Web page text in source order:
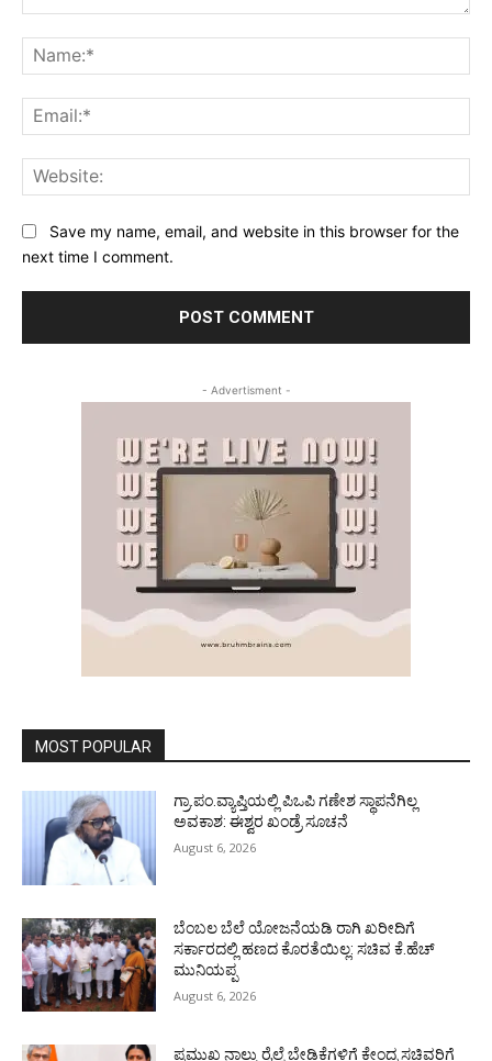
Save my name, email, and website in this browser for the
next time I comment.
- Advertisment -
MOST POPULAR
ಗ್ರಾ.ಪಂ.ವ್ಯಾಪ್ತಿಯಲ್ಲಿ ಪಿಒಪಿ ಗಣೇಶ ಸ್ಥಾಪನೆಗಿಲ್ಲ
ಅವಕಾಶ: ಈಶ್ವರ ಖಂಡ್ರೆ ಸೂಚನೆ
August 6, 2026
ಬೆಂಬಲ ಬೆಲೆ ಯೋಜನೆಯಡಿ ರಾಗಿ ಖರೀದಿಗೆ
ಸರ್ಕಾರದಲ್ಲಿ ಹಣದ ಕೊರತೆಯಿಲ್ಲ: ಸಚಿವ ಕೆ.ಹೆಚ್
ಮುನಿಯಪ್ಪ
August 6, 2026
ಪ್ರಮುಖ ನಾಲ್ಕು ರೈಲ್ವೆ ಬೇಡಿಕೆಗಳಿಗೆ ಕೇಂದ್ರ ಸಚಿವರಿಗೆ